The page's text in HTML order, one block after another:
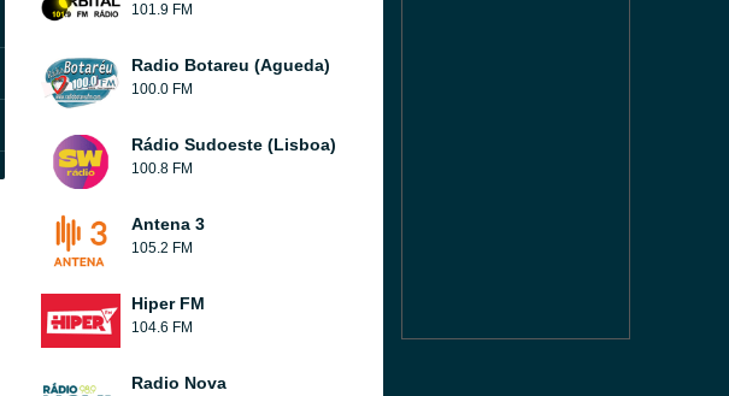
101.9 FM
Radio Botareu (Agueda)
100.0 FM
Rádio Sudoeste (Lisboa)
100.8 FM
Antena 3
105.2 FM
Hiper FM
104.6 FM
Radio Nova